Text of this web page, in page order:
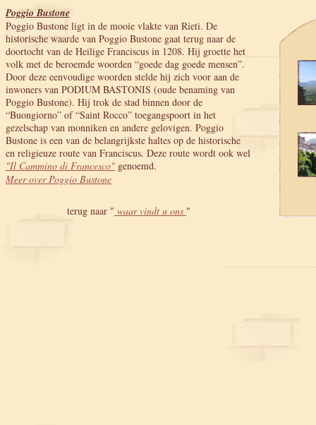
Poggio Bustone
Poggio Bustone ligt in de mooie vlakte van Rieti. De
historische waarde van Poggio Bustone gaat terug naar de
doortocht van de Heilige Franciscus in 1208. Hij groette het
volk met de beroemde woorden “goede dag goede mensen”.
Door deze eenvoudige woorden stelde hij zich voor aan de
inwoners van PODIUM BASTONIS (oude benaming van
Poggio Bustone). Hij trok de stad binnen door de
“Buongiorno” of “Saint Rocco” toegangspoort in het
gezelschap van monniken en andere gelovigen. Poggio
Bustone is een van de belangrijkste haltes op de historische
en religieuze route van Franciscus. Deze route wordt ook wel
"Il Cammino di Francesco" genoemd.
Meer over Poggio Bustone
terug naar " waar vindt u ons "